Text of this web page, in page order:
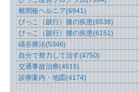
椎間板ヘルニア(6941)
びっこ（跛行）膝の疾患(6538)
びっこ（跛行）腰の疾患(6151)
礒谷療法(5346)
自分で努力して治す(4750)
交通事故治療(4515)
診療案内・地図(4174)